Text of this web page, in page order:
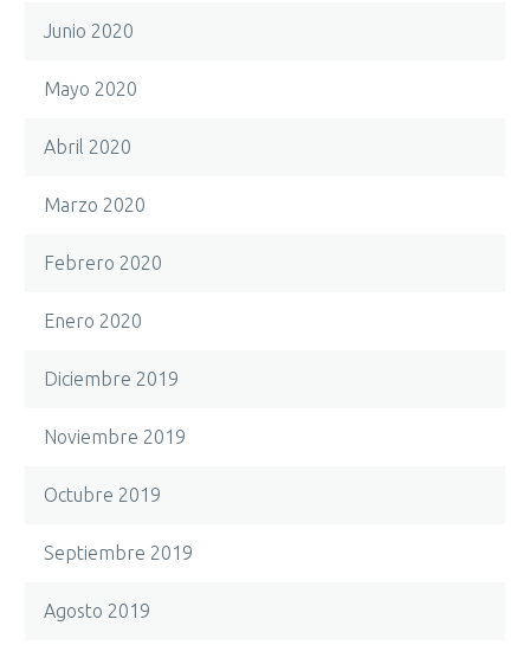
Junio 2020
Mayo 2020
Abril 2020
Marzo 2020
Febrero 2020
Enero 2020
Diciembre 2019
Noviembre 2019
Octubre 2019
Septiembre 2019
Agosto 2019